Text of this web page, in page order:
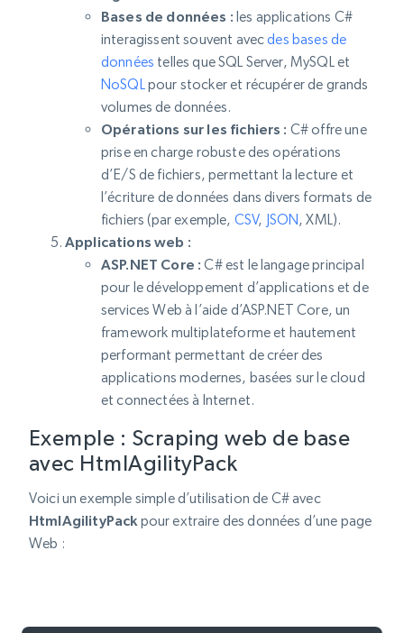
Bases de données : les applications C#
interagissent souvent avecdes bases de
données telles que SQL Server, MySQL et
NoSQLpour stocker et récupérer de grands
volumes de données.
Opérations sur les fichiers : C# offre une
prise en charge robuste des opérations
d’E/S de fichiers, permettant la lecture et
l’écriture de données dans divers formats de
fichiers (par exemple, CSV, JSON, XML).
Applications web :
ASP.NET Core : C# est le langage principal
pour le développement d’applications et de
services Web à l’aide d’ASP.NET Core, un
framework multiplateforme et hautement
performant permettant de créer des
applications modernes, basées sur le cloud
et connectées à Internet.
Exemple : Scraping web de base
avec HtmlAgilityPack
Voici un exemple simple d’utilisation de C# avec
HtmlAgilityPackpour extraire des données d’une page
Web :